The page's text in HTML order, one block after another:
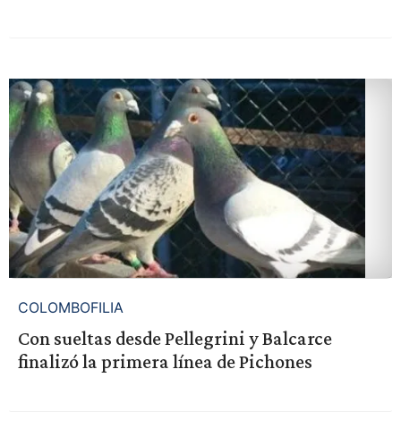
COLOMBOFILIA
Con sueltas desde Pellegrini y Balcarce
finalizó la primera línea de Pichones